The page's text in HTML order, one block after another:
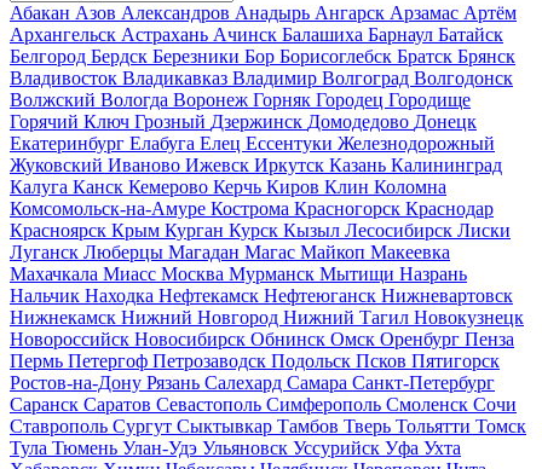
Абакан Азов Александров Анадырь Ангарск Арзамас Артём
Архангельск Астрахань Ачинск Балашиха Барнаул Батайск
Белгород Бердск Березники Бор Борисоглебск Братск Брянск
Владивосток Владикавказ Владимир Волгоград Волгодонск
Волжский Вологда Воронеж Горняк Городец Городище
Горячий Ключ Грозный Дзержинск Домодедово Донецк
Екатеринбург Елабуга Елец Ессентуки Железнодорожный
Жуковский Иваново Ижевск Иркутск Казань Калининград
Калуга Канск Кемерово Керчь Киров Клин Коломна
Комсомольск-на-Амуре Кострома Красногорск Краснодар
Красноярск Крым Курган Курск Кызыл Лесосибирск Лиски
Луганск Люберцы Магадан Магас Майкоп Макеевка
Махачкала Миасс Москва Мурманск Мытищи Назрань
Нальчик Находка Нефтекамск Нефтеюганск Нижневартовск
Нижнекамск Нижний Новгород Нижний Тагил Новокузнецк
Новороссийск Новосибирск Обнинск Омск Оренбург Пенза
Пермь Петергоф Петрозаводск Подольск Псков Пятигорск
Ростов-на-Дону Рязань Салехард Самара Санкт-Петербург
Саранск Саратов Севастополь Симферополь Смоленск Сочи
Ставрополь Сургут Сыктывкар Тамбов Тверь Тольятти Томск
Тула Тюмень Улан-Удэ Ульяновск Уссурийск Уфа Ухта